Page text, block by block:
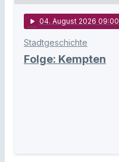
play_arrow 04. August 2026 09:00
Stadtgeschichte
Folge: Kempten